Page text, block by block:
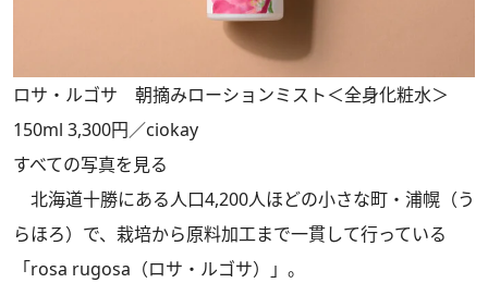
ロサ・ルゴサ 朝摘みローションミスト＜全身化粧水＞
150ml 3,300円／ciokay
すべての写真を見る
北海道十勝にある人口4,200人ほどの小さな町・浦幌（う
らほろ）で、栽培から原料加工まで一貫して行っている
「rosa rugosa（ロサ・ルゴサ）」。